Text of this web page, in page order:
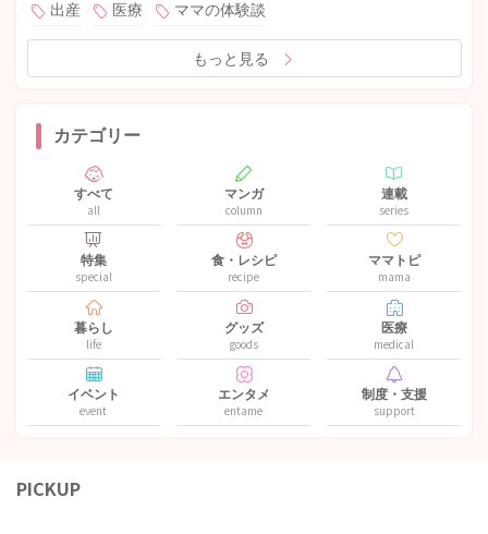
出産
医療 ママの体験談
もっと見る
カテゴリー
すべて
all
マンガ
column
連載
series
特集
special
食・レシピ
recipe
ママトピ
mama
暮らし
life
グッズ
goods
医療
medical
イベント
event
エンタメ
entame
制度・支援
support
PICKUP